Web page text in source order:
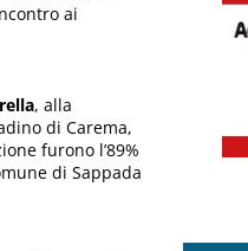
ai
, alla
di Carema,
furono l’89%
di Sappada